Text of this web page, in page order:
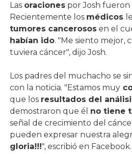
Las oraciones por Josh fueron
Recientemente los médicos
tumores cancerosos en el
habían ido. "Me siento mejor,
tuviera cáncer", dijo Josh.
Los padres del muchacho se
con la noticia. "Estamos muy
que los resultados del
demostraron que él no tiene
señal de crecimiento del
pueden expresar nuestra
gloria!!!", escribió en Facebook.